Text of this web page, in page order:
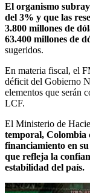
El organismo
del 3% y que las
3.800 millones de
63.400 millones de
sugeridos.
En materia fiscal, el
déficit del Gobierno
elementos que serán
LCF.
El Ministerio de
temporal, Colombia
financiamiento en
que refleja la
estabilidad del país.